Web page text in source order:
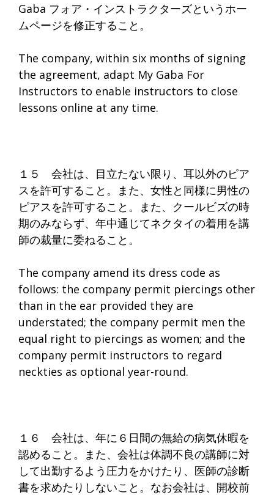
Gaba フォア・インストラクターズというホー
ムページを修正すること。
The company, within six months of signing
the agreement, adapt My Gaba For
Instructors to enable instructors to close
lessons online at any time.
１５ 会社は、目立たない限り、耳以外のピア
スを許可すること。また、女性と同様に男性の
ピアスを許可すること。また、クールビズの時
期のみならず、年中通じてネクタイの着用を講
師の裁量に委ねること。
The company amend its dress code as
follows: the company permit piercings other
than in the ear provided they are
understated; the company permit men the
equal right to piercings as women; and the
company permit instructors to regard
neckties as optional year-round.
１６ 会社は、年に６日間の無給の病気休暇を
認めること。また、会社は体調不良の講師に対
して出勤するよう圧力をかけたり、医師の診断
書を求めたりしないこと。なお会社は、開校前